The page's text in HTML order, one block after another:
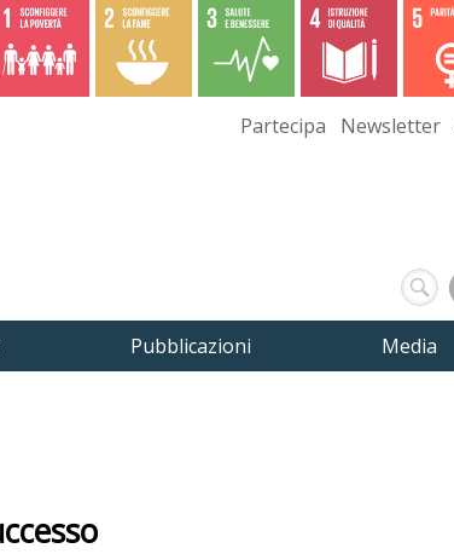
Partecipa Newsletter
Pubblicazioni Media